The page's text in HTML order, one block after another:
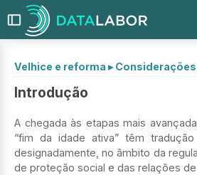
Velhice e reforma ▸
Introdução
A chegada às etapas mais
“fim da idade ativa” têm
designadamente, no âmbito da
de proteção social e das relações de